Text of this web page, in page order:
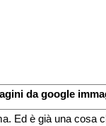
da google
Ed è già una cosa